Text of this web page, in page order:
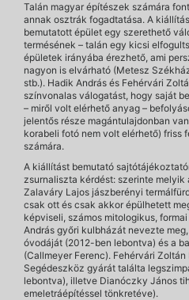
Talán magyar építészek számára
annak osztrák fogadtatása. A
bemutatott épület egy szerethető
termésének – talán egy kicsi
épületek irányába érezhető, ami
nagyon is elvárható (Metesz
stb.). Hadik András és Fehérvári
színvonalas válogatást, hogy saját
– miről volt elérhető anyag –
jelentős része magántulajdonban
korabeli fotó nem volt elérhető)
számára.
A kiállítást bemutató
zsurnaliszta kérdést: szerinte melyik
Zalaváry Lajos jászberényi
csak ott és csak akkor épülhetett
képviseli, számos mitologikus,
András győri kulbházát nevezte
óvodáját (2012-ben lebontva) és a
(Callmeyer Ferenc). Fehérvári
Segédeszköz gyárát találta
lebontva), illetve Dianóczky János
emeletráépítéssel tönkretéve).